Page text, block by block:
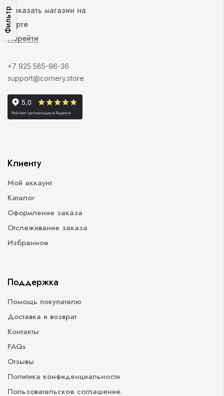
ФильтрПоказать магазин на
карте
Перейти
+7 925 585-96-36
support@cornery.store
Клиенту
Мой аккаунт
Каталог
Оформление заказа
Отслеживание заказа
Избранное
Поддержка
Помощь покупателю
Доставка и возврат
Контакты
FAQs
Отзывы
Политика конфиденциальности
Пользовательское соглашение.